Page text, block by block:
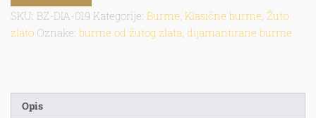
SKU: BZ-DIA-019 Kategorije: Burme, Klasične burme, Žuto
zlato Oznake: burme od žutog zlata, dijamantirane burme
Opis